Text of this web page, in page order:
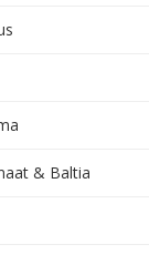
& Baltia